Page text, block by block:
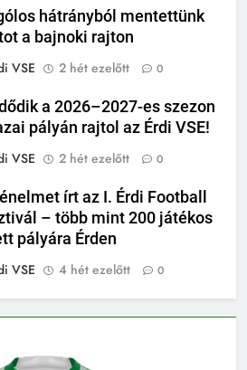
hátrányból mentettünk
a bajnoki rajton
VSE
2 hét ezelőtt 0
a 2026–2027-es szezon
pályán rajtol az Érdi VSE!
VSE
2 hét ezelőtt 0
írt az I. Érdi Football
– több mint 200 játékos
pályára Érden
VSE
4 hét ezelőtt 0